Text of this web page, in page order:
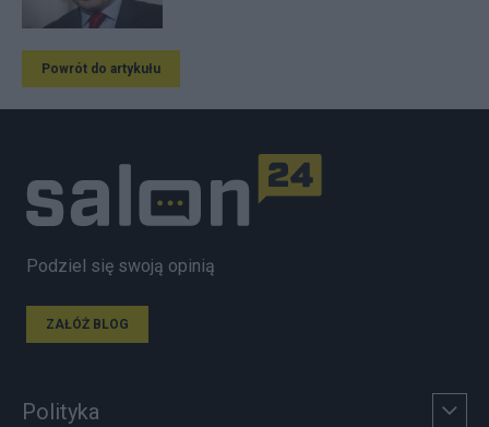
Powrót do artykułu
Podziel się swoją opinią
ZAŁÓŻ BLOG
Polityka